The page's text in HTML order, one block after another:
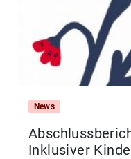
News
Inklusiver